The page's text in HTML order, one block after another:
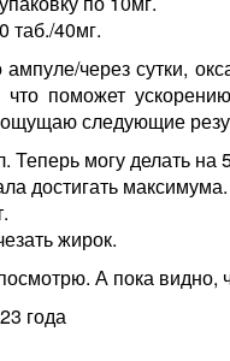
таб./40мг.
через сутки,
поможет
ощущаю следующие
Теперь могу делать на
достигать
жирок.
А пока видно,
года